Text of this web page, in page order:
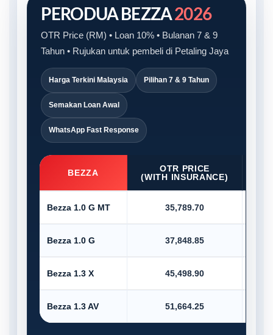
PERODUA BEZZA2026
OTR Price (RM) • Loan 10% • Bulanan 7 & 9
Tahun • Rujukan untuk pembeli di Petaling Jaya
Harga Terkini Malaysia Pilihan 7 & 9 Tahun
Semakan Loan Awal
WhatsApp Fast Response
BEZZA
OTR PRICE
(WITH INSURANCE)
Bezza 1.0 G MT 35,789.70
Bezza 1.0 G 37,848.85
Bezza 1.3 X 45,498.90
Bezza 1.3 AV 51,664.25